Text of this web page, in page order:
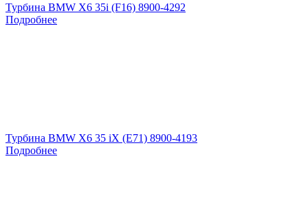
Турбина BMW X6 35i (F16) 8900-4292
Подробнее
Турбина BMW X6 35 iX (E71) 8900-4193
Подробнее